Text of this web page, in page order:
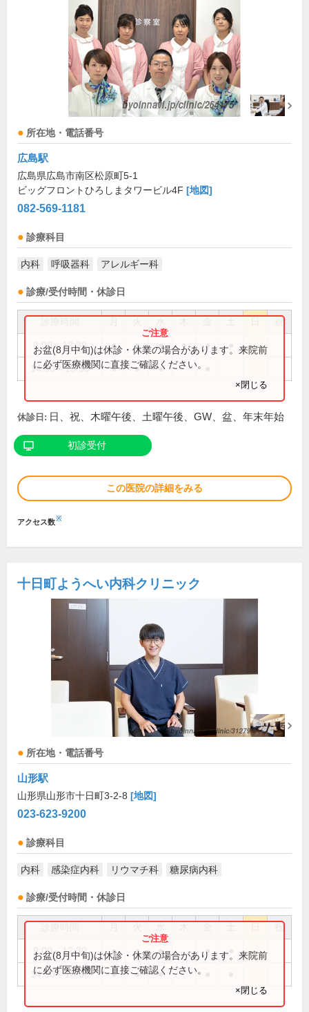
所在地・電話番号
広島駅
広島県広島市南区松原町5-1
ビッグフロントひろしまタワービル4F [地図]
082-569-1181
診療科目
内科 呼吸器科 アレルギー科
診療/受付時間・休診日
祝
9:00～12:30 ● ● ● ● ●
14:00～18:30 ● ● ●
お盆(8月中旬)は休診・休業の場合があります。来院前
に必ず医療機関に直接ご確認ください。
×閉じる
休診日: 日、祝、木曜午後、土曜午後、GW、盆、年末年始
初診受付
この医院の詳細をみる
アクセス数※
十日町ようへい内科クリニック
所在地・電話番号
山形駅
山形県山形市十日町3-2-8 [地図]
023-623-9200
診療科目
内科 感染症内科 リウマチ科 糖尿病内科
診療/受付時間・休診日
祝
9:00～12:30 ● ● ● ●
14:30～18:00 ● ● ●
お盆(8月中旬)は休診・休業の場合があります。来院前
に必ず医療機関に直接ご確認ください。
×閉じる